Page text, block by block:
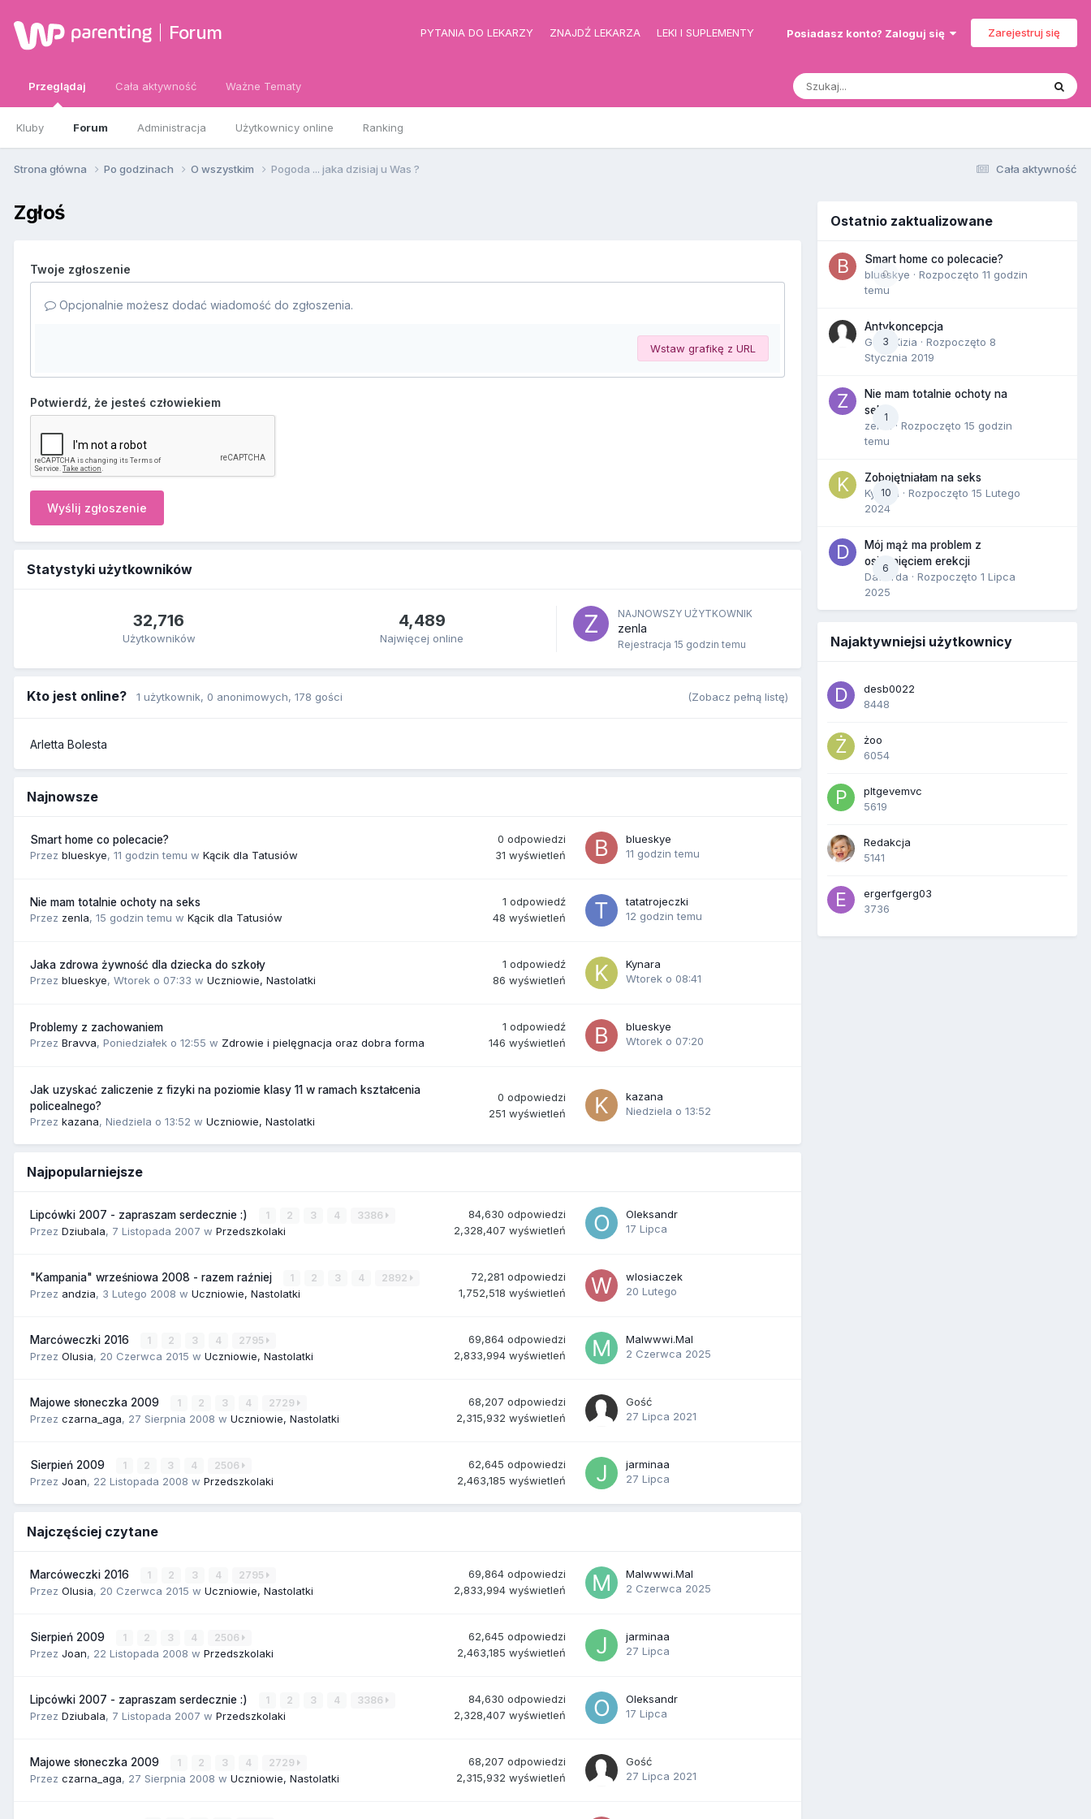
Forum PYTANIA DO LEKARZY ZNAJDŹ LEKARZA LEKI I SUPLEMENTY Posiadasz konto? Zaloguj się Zarejestruj się
Przeglądaj
Kluby Forum Administracja Użytkownicy online Ranking
Cała aktywność Ważne Tematy
Cała aktywność
Strona główna Po godzinach O wszystkim Pogoda ... jaka dzisiaj u Was ?
Zgłoś
Twoje zgłoszenie
Opcjonalnie możesz dodać wiadomość do zgłoszenia.
Wstaw grafikę z URL
Potwierdź, że jesteś człowiekiem
Wyślij zgłoszenie
Statystyki użytkowników
32,716
Użytkowników
4,489
Najwięcej online
NAJNOWSZY UŻYTKOWNIK
zenla
Rejestracja 15 godzin temu
Kto jest online? 1 użytkownik, 0 anonimowych, 178 gości (Zobacz pełną listę)
Arletta Bolesta
Najnowsze
Smart home co polecacie?
Przez blueskye, 11 godzin temu w Kącik dla Tatusiów
0 odpowiedzi
31 wyświetleń
blueskye
11 godzin temu
Nie mam totalnie ochoty na seks
Przez zenla, 15 godzin temu w Kącik dla Tatusiów
1 odpowiedź
48 wyświetleń
tatatrojeczki
12 godzin temu
Jaka zdrowa żywność dla dziecka do szkoły
Przez blueskye, Wtorek o 07:33 w Uczniowie, Nastolatki
1 odpowiedź
86 wyświetleń
Kynara
Wtorek o 08:41
Problemy z zachowaniem
Przez Bravva, Poniedziałek o 12:55 w Zdrowie i pielęgnacja oraz dobra forma
1 odpowiedź
146 wyświetleń
blueskye
Wtorek o 07:20
Jak uzyskać zaliczenie z fizyki na poziomie klasy 11 w ramach kształcenia
policealnego?
Przez kazana, Niedziela o 13:52 w Uczniowie, Nastolatki
0 odpowiedzi
251 wyświetleń
kazana
Niedziela o 13:52
Najpopularniejsze
Lipcówki 2007 - zapraszam serdecznie :) 1 2 3 4 3386
Przez Dziubala, 7 Listopada 2007 w Przedszkolaki
84,630 odpowiedzi
2,328,407 wyświetleń
Oleksandr
17 Lipca
"Kampania" wrześniowa 2008 - razem raźniej 1 2 3 4 2892
Przez andzia, 3 Lutego 2008 w Uczniowie, Nastolatki
72,281 odpowiedzi
1,752,518 wyświetleń
wlosiaczek
20 Lutego
Marcóweczki 2016 1 2 3 4 2795
Przez Olusia, 20 Czerwca 2015 w Uczniowie, Nastolatki
69,864 odpowiedzi
2,833,994 wyświetleń
Malwwwi.Mal
2 Czerwca 2025
Majowe słoneczka 2009 1 2 3 4 2729
Przez czarna_aga, 27 Sierpnia 2008 w Uczniowie, Nastolatki
68,207 odpowiedzi
2,315,932 wyświetleń
Gość
27 Lipca 2021
Sierpień 2009 1 2 3 4 2506
Przez Joan, 22 Listopada 2008 w Przedszkolaki
62,645 odpowiedzi
2,463,185 wyświetleń
jarminaa
27 Lipca
Najczęściej czytane
Marcóweczki 2016 1 2 3 4 2795
Przez Olusia, 20 Czerwca 2015 w Uczniowie, Nastolatki
69,864 odpowiedzi
2,833,994 wyświetleń
Malwwwi.Mal
2 Czerwca 2025
Sierpień 2009 1 2 3 4 2506
Przez Joan, 22 Listopada 2008 w Przedszkolaki
62,645 odpowiedzi
2,463,185 wyświetleń
jarminaa
27 Lipca
Lipcówki 2007 - zapraszam serdecznie :) 1 2 3 4 3386
Przez Dziubala, 7 Listopada 2007 w Przedszkolaki
84,630 odpowiedzi
2,328,407 wyświetleń
Oleksandr
17 Lipca
Majowe słoneczka 2009 1 2 3 4 2729
Przez czarna_aga, 27 Sierpnia 2008 w Uczniowie, Nastolatki
68,207 odpowiedzi
2,315,932 wyświetleń
Gość
27 Lipca 2021
Ostatnio zaktualizowane
0
Smart home co polecacie?
blueskye · Rozpoczęto 11 godzin
temu
3
Antykoncepcja
Gość Kizia · Rozpoczęto 8
Stycznia 2019
1
Nie mam totalnie ochoty na
seks
zenla
· Rozpoczęto 15 godzin
temu
10
Zobojętniałam na seks
Kynara · Rozpoczęto 15 Lutego
2024
6
Mój mąż ma problem z
osiągnięciem erekcji
Dafiorda · Rozpoczęto 1 Lipca
2025
Najaktywniejsi użytkownicy
desb0022
8448
żoo
6054
pltgevemvc
5619
Redakcja
5141
ergerfgerg03
3736